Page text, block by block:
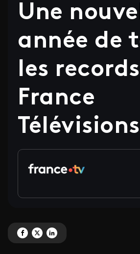
Une
année de
les
France
Télévisions
Partagez 'Une nouvelle année de tous les
Partagez 'Une nouvelle année de tous
Partagez 'Une nouvelle année de